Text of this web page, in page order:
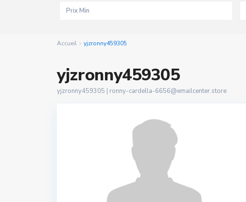
Accueil yjzronny459305
yjzronny459305
yjzronny459305 | ronny-cardella-6656@emailcenter.store